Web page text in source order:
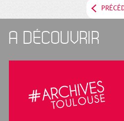
A DÉCOUVRIR